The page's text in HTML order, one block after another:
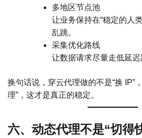
多地区节点池
让业务保持在“稳定的人
乱跳。
采集优化路线
让数据请求尽量走低延迟
换句话说，穿云代理做的不是“换 IP”
理”，这才是真正的稳定。
六、动态代理不是“切得